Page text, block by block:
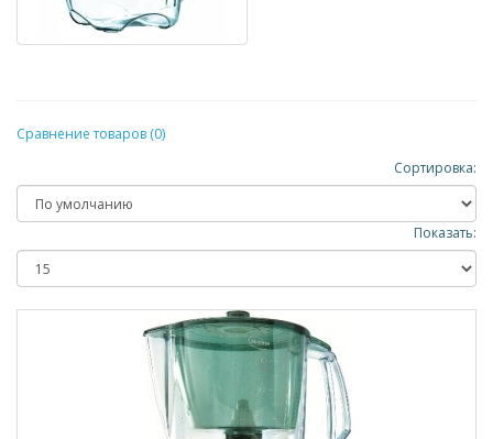
Сравнение товаров (0)
Сортировка:
Показать: